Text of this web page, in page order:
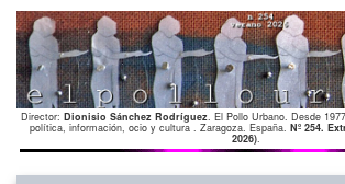
Director: Dionisio Sánchez Rodríguez. El Pollo Urbano. Desde
política, información, ocio y cultura . Zaragoza. España. Nº 254.
2026).